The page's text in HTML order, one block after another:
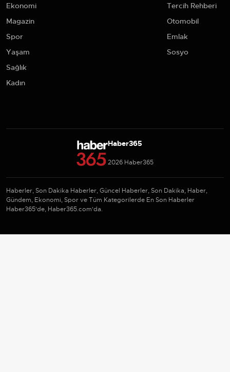
Ekonomi
Magazin
Spor
Yaşam
Sağlık
Kadın
Tercih Rehberi
Otomobil
Emlak
Sosyo
Haber365
2026 Haber365
Haberler, Son Dakika Haberler, Güncel Haberler, Son Dakika, Haber,
Gündem, Ekonomi, Spor ve Tüm Kategorilerde En Son Haberler
Haber365'de, Haber365.com'da.